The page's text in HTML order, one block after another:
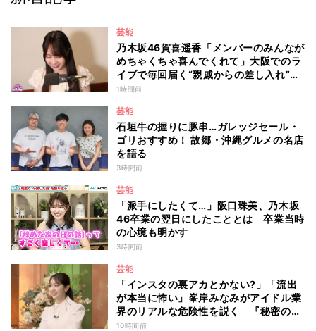
芸能
乃木坂46賀喜遥香「メンバーのみんなが
めちゃくちゃ喜んでくれて」大阪でのラ
イブで毎回届く“親戚からの差し入れ”と
は？
1時間前
芸能
石垣牛の握りに豚串…ガレッジセール・
ゴリおすすめ！ 故郷・沖縄グルメの名店
を語る
3時間前
芸能
「派手にしたくて…」阪口珠美、乃木坂
46卒業の翌日にしたこととは 卒業当時
の心境も明かす
3時間前
芸能
「インスタの裏アカとかない?」「流出
が本当に怖い」峯岸みなみがアイドル業
界のリアルな危険性を説く 『秘密のマ
マ園』特別編
10時間前